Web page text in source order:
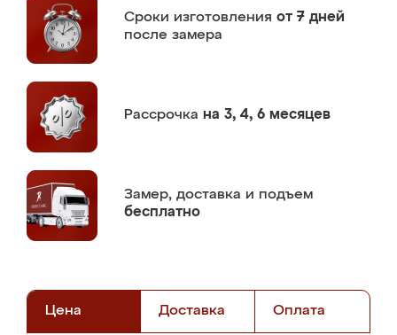
Сроки изготовления от 7 дней
после замера
Рассрочка на 3, 4, 6 месяцев
Замер, доставка и подъем
бесплатно
Цена Доставка Оплата